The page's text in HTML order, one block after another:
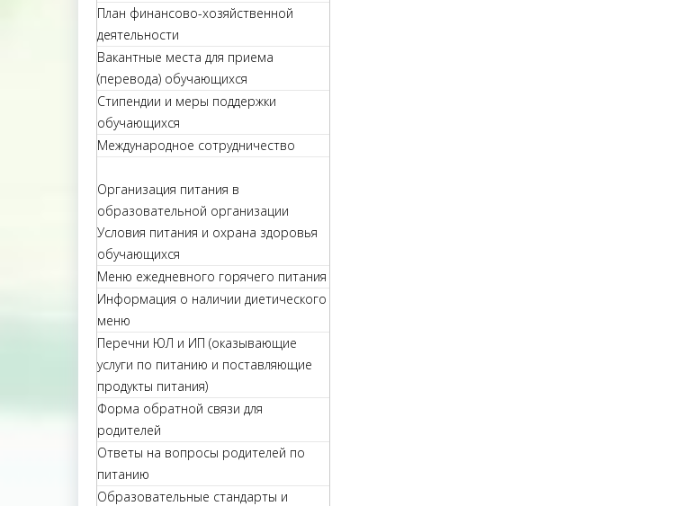
План финансово-хозяйственной
деятельности
Вакантные места для приема
(перевода) обучающихся
Стипендии и меры поддержки
обучающихся
Международное сотрудничество
Организация питания в
образовательной организации
Условия питания и охрана здоровья
обучающихся
Меню ежедневного горячего питания
Информация о наличии диетического
меню
Перечни ЮЛ и ИП (оказывающие
услуги по питанию и поставляющие
продукты питания)
Форма обратной связи для
родителей
Ответы на вопросы родителей по
питанию
Образовательные стандарты и